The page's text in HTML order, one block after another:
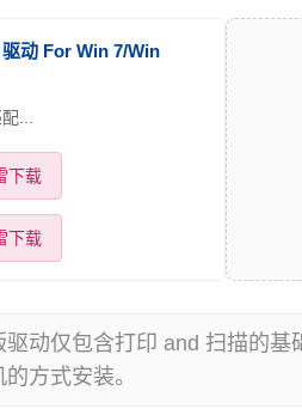
动 For Win 7/Win
...
下载
下载
驱动仅包含打印 and 扫描的基
方式安装。